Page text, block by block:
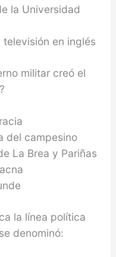
la Universidad
en inglés
militar creó el
del campesino
La Brea y Pariñas
la línea política
denominó: